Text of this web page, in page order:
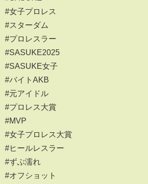
#女子プロレス
#スターダム
#プロレスラー
#SASUKE2025
#SASUKE女子
#バイトAKB
#元アイドル
#プロレス大賞
#MVP
#女子プロレス大賞
#ヒールレスラー
#ずぶ濡れ
#オフショット